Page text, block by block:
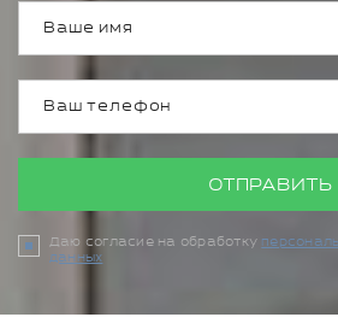
ОТПРАВИТЬ
Даю согласие на обработку
данных